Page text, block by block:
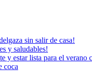
sin salir de casa!
y saludables!
y estar lista para el verano
coca